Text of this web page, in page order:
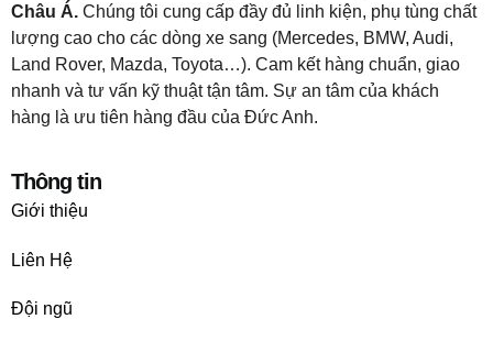
Châu Á. Chúng tôi cung cấp đầy đủ linh kiện, phụ tùng chất
lượng cao cho các dòng xe sang (Mercedes, BMW, Audi,
Land Rover, Mazda, Toyota…). Cam kết hàng chuẩn, giao
nhanh và tư vấn kỹ thuật tận tâm. Sự an tâm của khách
hàng là ưu tiên hàng đầu của Đức Anh.
Thông tin
Giới thiệu
Liên Hệ
Đội ngũ